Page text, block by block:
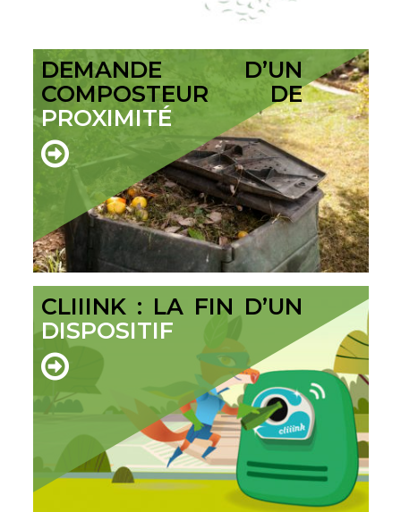
DEMANDE D’UN
COMPOSTEUR DE
PROXIMITÉ
CLIIINK : LA FIN D’UN
DISPOSITIF